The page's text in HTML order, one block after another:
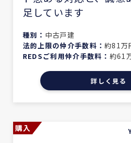
足しています
種別： 中古戸建
法的上限の仲介手数料：約81万
REDSご利用仲介手数料： 約61
詳しく見る
購入